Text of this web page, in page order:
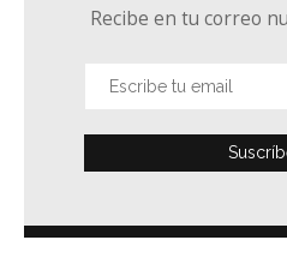
Recibe en tu correo